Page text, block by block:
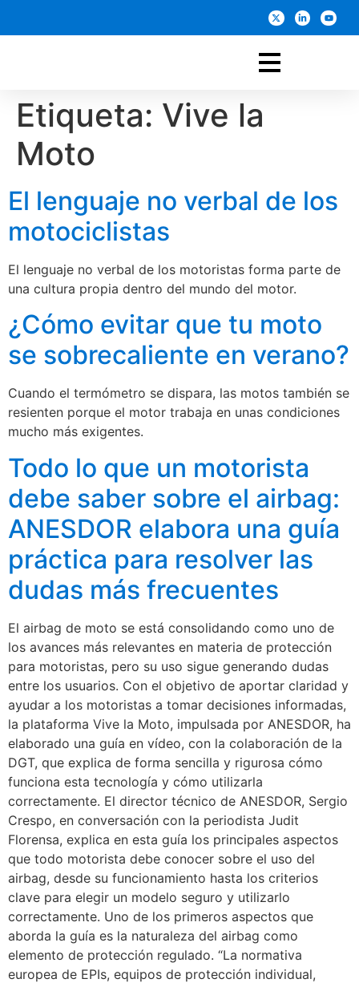
Etiqueta: Vive la
Moto
El lenguaje no verbal de los
motociclistas
El lenguaje no verbal de los motoristas forma parte de
una cultura propia dentro del mundo del motor.
¿Cómo evitar que tu moto
se sobrecaliente en verano?
Cuando el termómetro se dispara, las motos también se
resienten porque el motor trabaja en unas condiciones
mucho más exigentes.
Todo lo que un motorista
debe saber sobre el airbag:
ANESDOR elabora una guía
práctica para resolver las
dudas más frecuentes
El airbag de moto se está consolidando como uno de
los avances más relevantes en materia de protección
para motoristas, pero su uso sigue generando dudas
entre los usuarios. Con el objetivo de aportar claridad y
ayudar a los motoristas a tomar decisiones informadas,
la plataforma Vive la Moto, impulsada por ANESDOR, ha
elaborado una guía en vídeo, con la colaboración de la
DGT, que explica de forma sencilla y rigurosa cómo
funciona esta tecnología y cómo utilizarla
correctamente. El director técnico de ANESDOR, Sergio
Crespo, en conversación con la periodista Judit
Florensa, explica en esta guía los principales aspectos
que todo motorista debe conocer sobre el uso del
airbag, desde su funcionamiento hasta los criterios
clave para elegir un modelo seguro y utilizarlo
correctamente. Uno de los primeros aspectos que
aborda la guía es la naturaleza del airbag como
elemento de protección regulado. “La normativa
europea de EPIs, equipos de protección individual,